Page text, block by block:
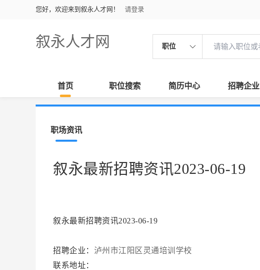
您好，欢迎来到叙永人才网！ 请登录
叙永人才网 职位
首页 职位搜索 简历中心 招聘企业
职场资讯
叙永最新招聘资讯2023-06-19
叙永最新招聘资讯2023-06-19
招聘企业： 泸州市江阳区灵通培训学校
联系地址：